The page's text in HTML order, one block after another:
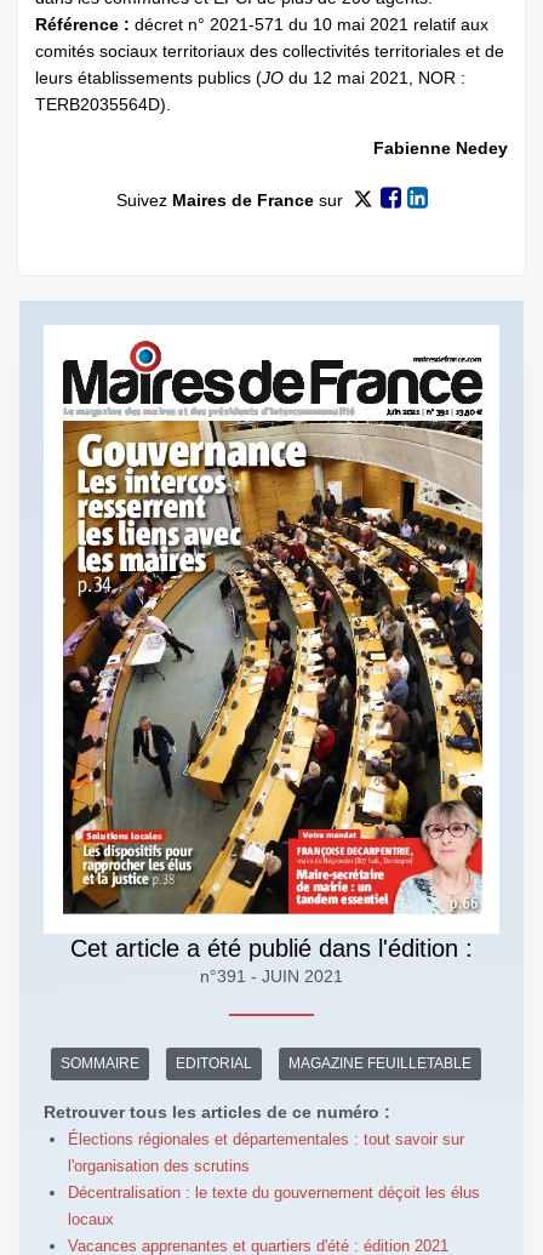
Référence : décret n° 2021-571 du 10 mai 2021 relatif aux
comités sociaux territoriaux des collectivités territoriales et de
leurs établissements publics (JO du 12 mai 2021, NOR :
TERB2035564D).
Fabienne Nedey
Suivez Maires de Francesur
Cet article a été publié dans l'édition :
n°391 - JUIN 2021
SOMMAIRE EDITORIAL MAGAZINE FEUILLETABLE
Retrouver tous les articles de ce numéro :
Élections régionales et départementales : tout savoir sur
l'organisation des scrutins
Décentralisation : le texte du gouvernement déçoit les élus
locaux
Vacances apprenantes et quartiers d'été : édition 2021